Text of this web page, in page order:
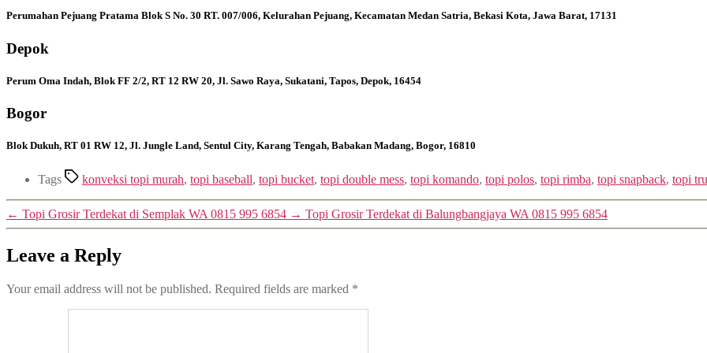
Perumahan Pejuang Pratama Blok S No. 30 RT. 007/006, Kelurahan Pejuang, Kecamatan Medan Satria, Bekasi Kota, Jawa Barat, 17131
Depok
Perum Oma Indah, Blok FF 2/2, RT 12 RW 20, Jl. Sawo Raya, Sukatani, Tapos, Depok, 16454
Bogor
Blok Dukuh, RT 01 RW 12, Jl. Jungle Land, Sentul City, Karang Tengah, Babakan Madang, Bogor, 16810
Tags konveksi topi murah, topi baseball, topi bucket, topi double mess, topi komando, topi polos, topi rimba, topi snapback, topi
← Topi Grosir Terdekat di Semplak WA 0815 995 6854 → Topi Grosir Terdekat di Balungbangjaya WA 0815 995 6854
Leave a Reply
Your email address will not be published. Required fields are marked *